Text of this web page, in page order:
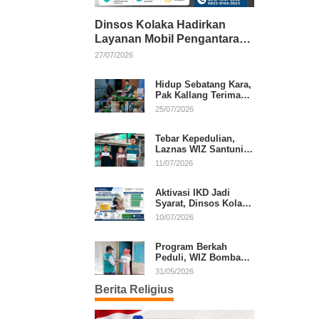
Dinsos Kolaka Hadirkan
Layanan Mobil Pengantaran
Gratis bagi Pasien Penerima
27/07/2026
Hidup Sebatang Kara,
Pak Kallang Terima
Bantuan dari Laznas
25/07/2026
Tebar Kepedulian,
Laznas WIZ Santuni
Anak Yatim dan
11/07/2026
Aktivasi IKD Jadi
Syarat, Dinsos Kolaka
Sosialisasikan
10/07/2026
Program Berkah
Peduli, WIZ Bombana
Bantu Lansia dan
31/05/2026
Berita Religius